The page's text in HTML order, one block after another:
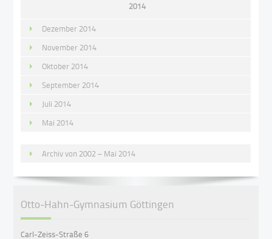
2014
Dezember 2014
November 2014
Oktober 2014
September 2014
Juli 2014
Mai 2014
Archiv von 2002 – Mai 2014
Otto-Hahn-Gymnasium Göttingen
Carl-Zeiss-Straße 6